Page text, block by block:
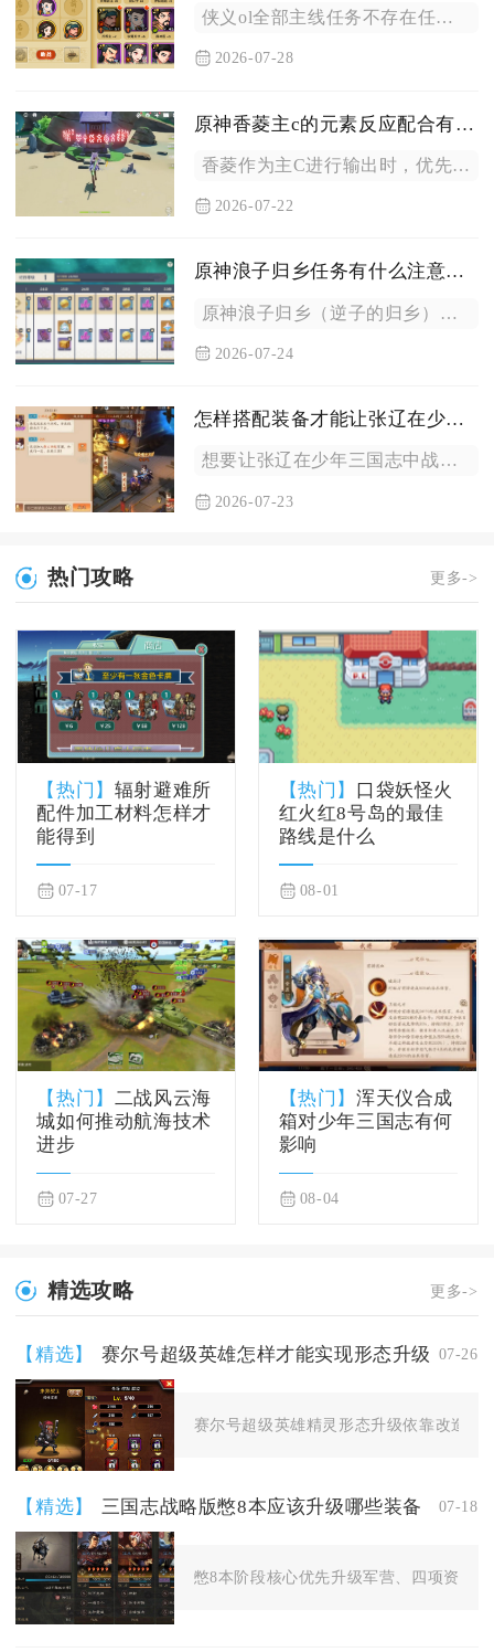
侠义ol全部主线任务不存在任何完成时限，接取、推进、交付全程...
2026-07-28
原神香菱主c的元素反应配合有哪些策略
香菱作为主C进行输出时，优先选择逆蒸发作为核心元素反应，其次...
2026-07-22
原神浪子归乡任务有什么注意事项
原神浪子归乡（逆子的归乡）任务最核心的注意事项集中在前置角色...
2026-07-24
怎样搭配装备才能让张辽在少年三国志中更强
想要让张辽在少年三国志中战力最大化，装备搭配核心思路是以暴击...
2026-07-23
热门攻略 更多->
【热门】 辐射避难所
配件加工材料怎样才
能得到
07-17
【热门】 口袋妖怪火
红火红8号岛的最佳
路线是什么
08-01
【热门】 二战风云海
城如何推动航海技术
进步
07-27
【热门】浑天仪合成
箱对少年三国志有何
影响
08-04
精选攻略 更多->
【精选】 赛尔号超级英雄怎样才能实现形态升级 07-26
赛尔号超级英雄精灵形态升级依靠改造实
【精选】 三国志战略版憋8本应该升级哪些装备 07-18
憋8本阶段核心优先升级军营、四项资源